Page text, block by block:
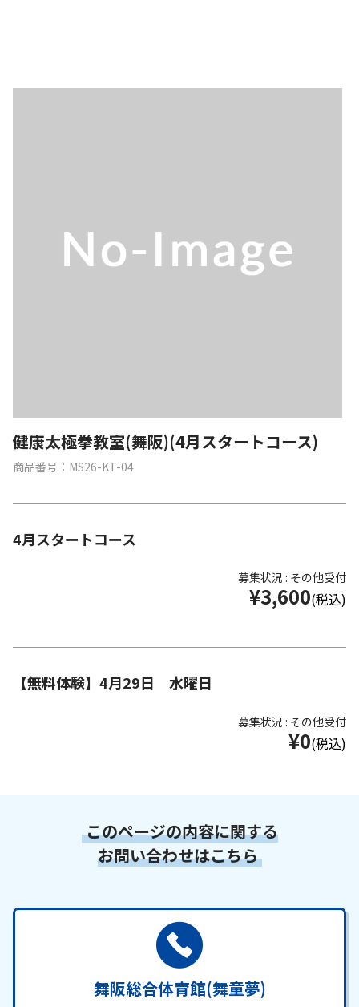
健康太極拳教室(舞阪)(4月スタートコース)
商品番号：MS26-KT-04
4月スタートコース
募集状況 : その他受付
¥3,600(税込)
【無料体験】4月29日 水曜日
募集状況 : その他受付
¥0(税込)
このページの内容に関する
お問い合わせはこちら
舞阪総合体育館(舞童夢)